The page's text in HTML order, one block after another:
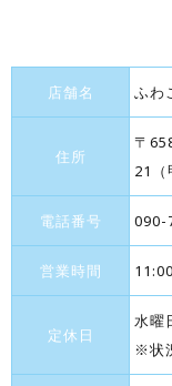
店舗名 ふわ
住所
〒
21（
電話番号 090-
営業時間
定休日
水曜
※状